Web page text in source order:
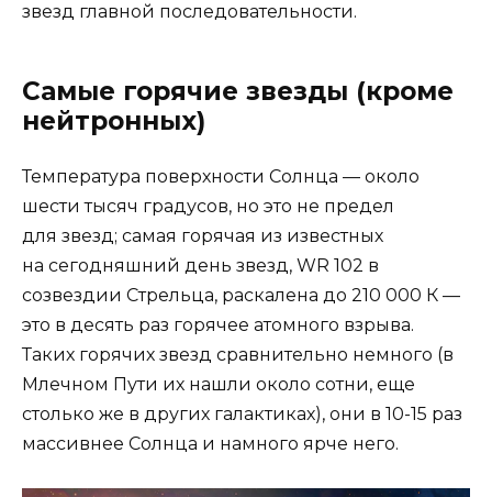
звезд главной последовательности.
Самые горячие звезды (кроме
нейтронных)
Температура поверхности Солнца — около
шести тысяч градусов, но это не предел
для звезд; самая горячая из известных
на сегодняшний день звезд, WR 102 в
созвездии Стрельца, раскалена до 210 000 К —
это в десять раз горячее атомного взрыва.
Таких горячих звезд сравнительно немного (в
Млечном Пути их нашли около сотни, еще
столько же в других галактиках), они в 10-15 раз
массивнее Солнца и намного ярче него.